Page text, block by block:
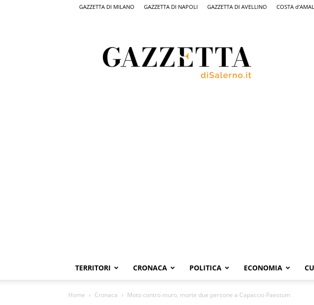
GAZZETTA DI MILANO GAZZETTA DI NAPOLI GAZZETTA DI AVELLINO COSTA
Salerno,
il
quotidiano
TERRITORI CRONACA POLITICA ECONOMIA
Home Cronaca Moto contro muro, morte due persone a Capaccio Paestum